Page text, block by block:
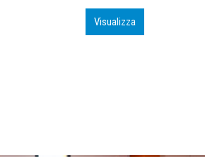
Visualizza